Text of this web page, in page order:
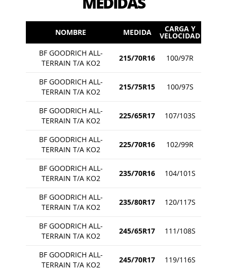
NOMBRE MEDIDA CARGA Y
VELOCIDAD
BF GOODRICH ALL-
TERRAIN T/A KO2
215/70R16 100/97R
BF GOODRICH ALL-
TERRAIN T/A KO2
215/75R15 100/97S
BF GOODRICH ALL-
TERRAIN T/A KO2
225/65R17 107/103S
BF GOODRICH ALL-
TERRAIN T/A KO2
225/70R16 102/99R
BF GOODRICH ALL-
TERRAIN T/A KO2
235/70R16 104/101S
BF GOODRICH ALL-
TERRAIN T/A KO2
235/80R17 120/117S
BF GOODRICH ALL-
TERRAIN T/A KO2
245/65R17 111/108S
BF GOODRICH ALL-
TERRAIN T/A KO2
245/70R17 119/116S